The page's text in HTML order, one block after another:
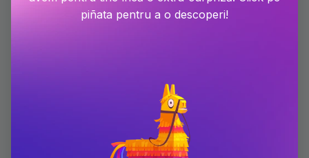
Desvăluirea ființei.
Clepsidra lui Ovidiu
piñata pentru a o descoperi!